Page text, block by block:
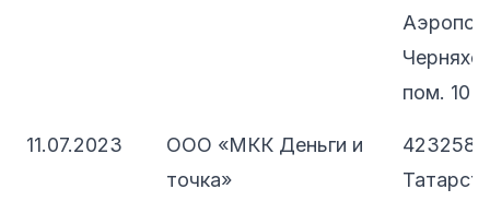
пом. 10Н
11.07.2023
ООО «МКК Деньги и
точка»
423258,